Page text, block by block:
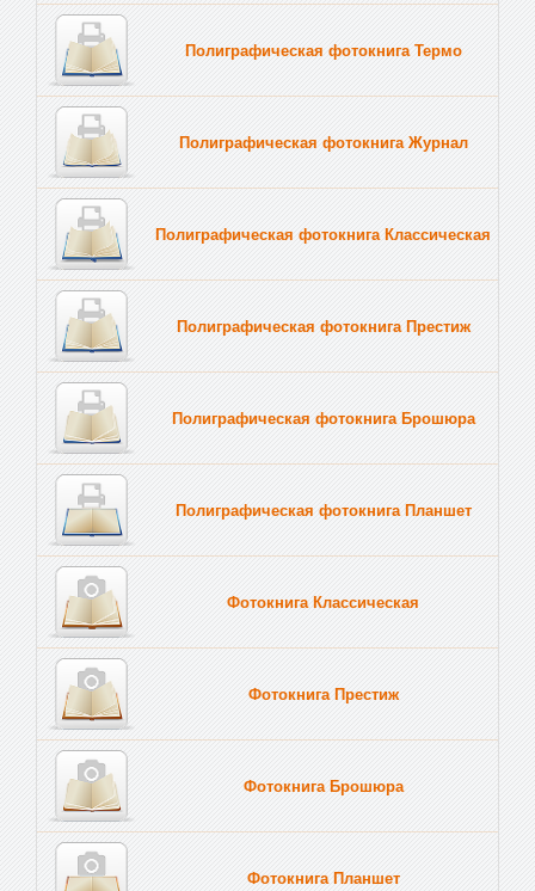
Полиграфическая фотокнига Термо
Полиграфическая фотокнига Журнал
Полиграфическая фотокнига Классическая
Полиграфическая фотокнига Престиж
Полиграфическая фотокнига Брошюра
Полиграфическая фотокнига Планшет
Фотокнига Классическая
Фотокнига Престиж
Фотокнига Брошюра
Фотокнига Планшет